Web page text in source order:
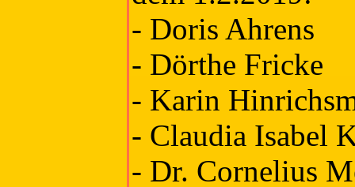
- Doris Ahrens
- Dörthe Fricke
- Karin
- Claudia Isabel
- Dr. Cornelius